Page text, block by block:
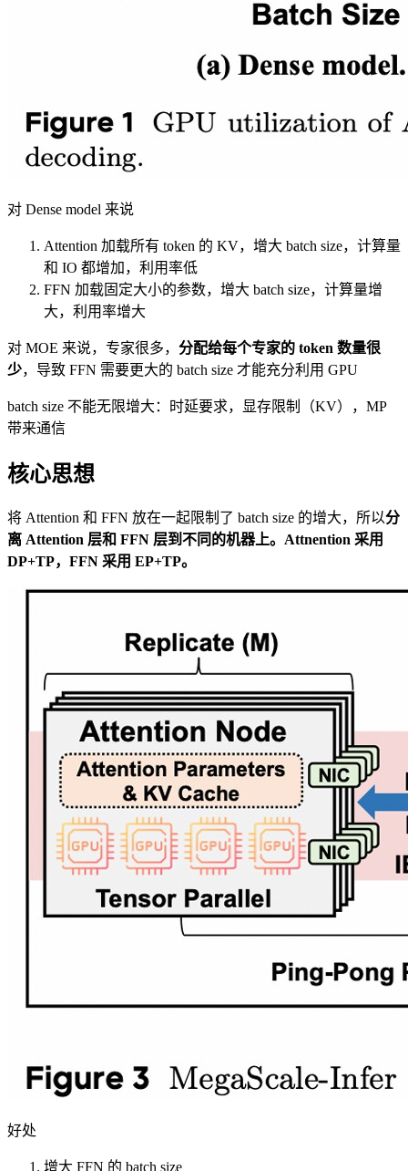
对 Dense model 来说
Attention 加载所有 token 的 KV，增大 batch size，计算量
和 IO 都增加，利用率低
FFN 加载固定大小的参数，增大 batch size，计算量增
大，利用率增大
对 MOE 来说，专家很多， 分配给每个专家的 token 数量很
少，导致 FFN 需要更大的 batch size 才能充分利用 GPU
batch size 不能无限增大：时延要求，显存限制（KV），MP
带来通信
核心思想
将 Attention 和 FFN 放在一起限制了 batch size 的增大，所以分
离 Attention 层和 FFN 层到不同的机器上。Attnention 采用
DP+TP，FFN 采用 EP+TP。
好处
增大 FFN 的 batch size